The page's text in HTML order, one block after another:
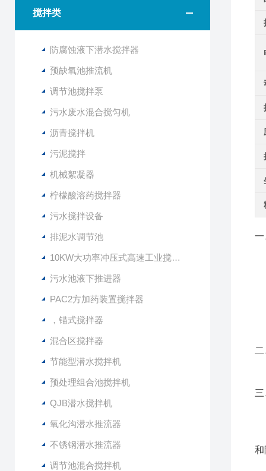
搅拌类
防腐蚀液下潜水搅拌器
预缺氧池推流机
调节池搅拌泵
污水废水混合搅匀机
沥青搅拌机
污泥搅拌
机械絮凝器
柠檬酸溶药搅拌器
污水搅拌设备
排泥水调节池
10KW大功率冲压式高速工业搅拌设备
污水池液下推进器
PAC2方加药装置搅拌器
，锚式搅拌器
混合区搅拌器
节能型潜水搅拌机
预处理组合池搅拌机
QJB潜水搅拌机
氧化沟潜水推流器
不锈钢潜水推流器
调节池混合搅拌机
一
和